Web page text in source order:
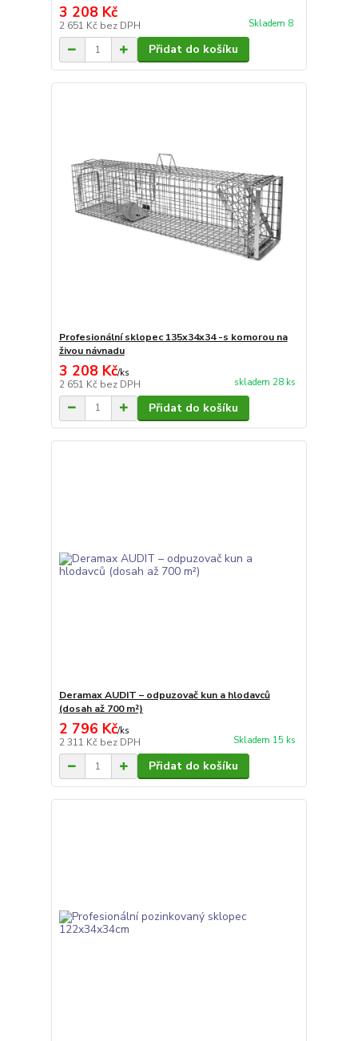
3 208 Kč
2 651 Kč bez DPH Skladem 8
Přidat do košíku
Profesionální sklopec 135x34x34 -s komorou na
živou návnadu
3 208 Kč/ks
2 651 Kč bez DPH skladem 28 ks
Přidat do košíku
Deramax AUDIT – odpuzovač kun a hlodavců
(dosah až 700 m²)
2 796 Kč/ks
2 311 Kč bez DPH Skladem 15 ks
Přidat do košíku